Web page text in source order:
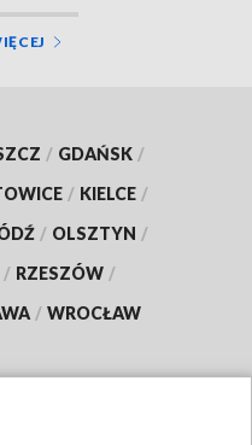
/ GDAŃSK /
/ KIELCE /
/ OLSZTYN /
/ RZESZÓW /
/ WROCŁAW